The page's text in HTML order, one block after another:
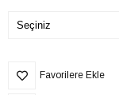
Favorilere Ekle